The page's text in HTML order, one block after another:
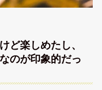
ど楽しめたし、
のが印象的だっ